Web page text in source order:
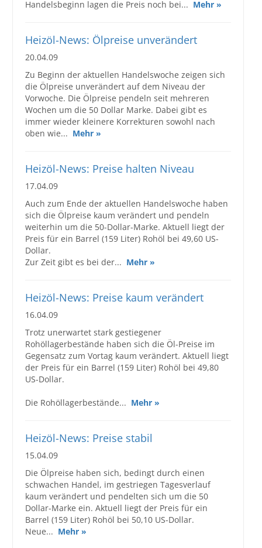
Handelsbeginn lagen die Preis noch bei... Mehr »
Heizöl-News: Ölpreise unverändert
20.04.09
Zu Beginn der aktuellen Handelswoche zeigen sich
die Ölpreise unverändert auf dem Niveau der
Vorwoche. Die Ölpreise pendeln seit mehreren
Wochen um die 50 Dollar Marke. Dabei gibt es
immer wieder kleinere Korrekturen sowohl nach
oben wie... Mehr »
Heizöl-News: Preise halten Niveau
17.04.09
Auch zum Ende der aktuellen Handelswoche haben
sich die Ölpreise kaum verändert und pendeln
weiterhin um die 50-Dollar-Marke. Aktuell liegt der
Preis für ein Barrel (159 Liter) Rohöl bei 49,60 US-
Dollar.
Zur Zeit gibt es bei der... Mehr »
Heizöl-News: Preise kaum verändert
16.04.09
Trotz unerwartet stark gestiegener
Rohöllagerbestände haben sich die Öl-Preise im
Gegensatz zum Vortag kaum verändert. Aktuell liegt
der Preis für ein Barrel (159 Liter) Rohöl bei 49,80
US-Dollar.
Die Rohöllagerbestände... Mehr »
Heizöl-News: Preise stabil
15.04.09
Die Ölpreise haben sich, bedingt durch einen
schwachen Handel, im gestriegen Tagesverlauf
kaum verändert und pendelten sich um die 50
Dollar-Marke ein. Aktuell liegt der Preis für ein
Barrel (159 Liter) Rohöl bei 50,10 US-Dollar.
Neue... Mehr »